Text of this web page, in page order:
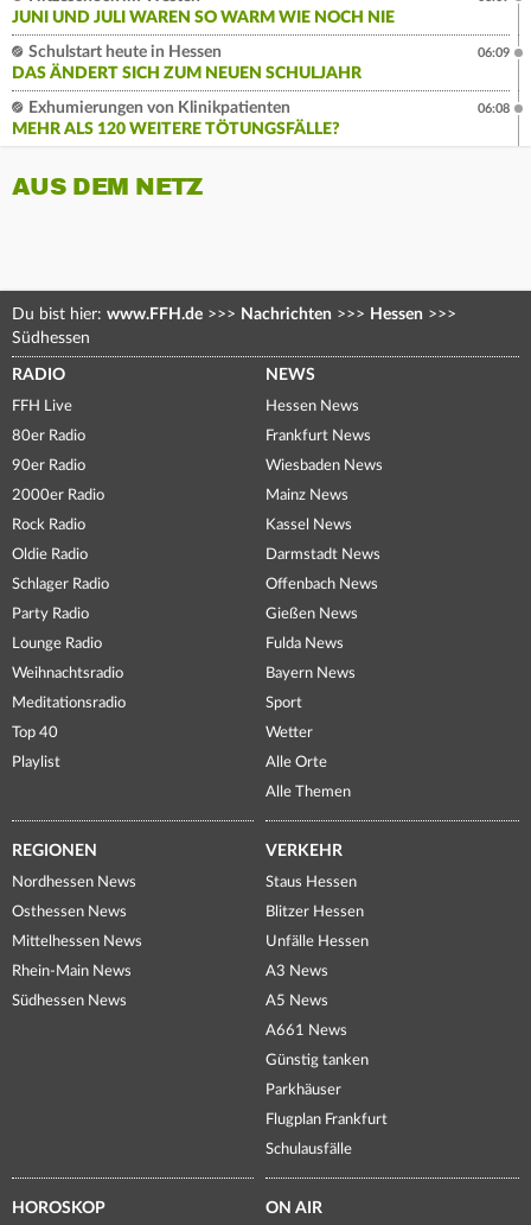
JUNI UND JULI WAREN SO WARM WIE NOCH NIE
Schulstart heute in Hessen
DAS ÄNDERT SICH ZUM NEUEN SCHULJAHR
06:09
Exhumierungen von Klinikpatienten
MEHR ALS 120 WEITERE TÖTUNGSFÄLLE?
06:08
AUS DEM NETZ
Du bist hier: www.FFH.de >>> Nachrichten >>> Hessen >>>
Südhessen
RADIO
FFH Live
80er Radio
90er Radio
2000er Radio
Rock Radio
Oldie Radio
Schlager Radio
Party Radio
Lounge Radio
Weihnachtsradio
Meditationsradio
Top 40
Playlist
NEWS
Hessen News
Frankfurt News
Wiesbaden News
Mainz News
Kassel News
Darmstadt News
Offenbach News
Gießen News
Fulda News
Bayern News
Sport
Wetter
Alle Orte
Alle Themen
REGIONEN
Nordhessen News
Osthessen News
Mittelhessen News
Rhein-Main News
Südhessen News
VERKEHR
Staus Hessen
Blitzer Hessen
Unfälle Hessen
A3 News
A5 News
A661 News
Günstig tanken
Parkhäuser
Flugplan Frankfurt
Schulausfälle
HOROSKOP ON AIR